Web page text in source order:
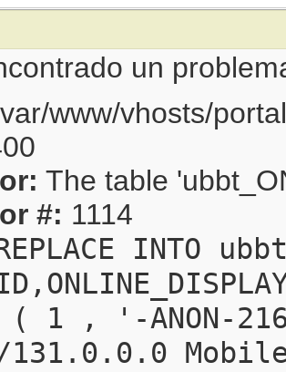
un
www/vhosts/
The table
#: 1114
INTO
( 1 , '-
131.0.0.0